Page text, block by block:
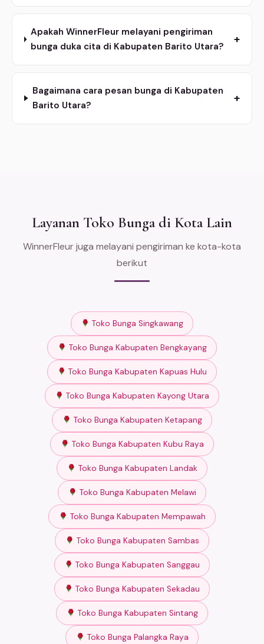
Apakah WinnerFleur melayani pengiriman
bunga duka cita di Kabupaten Barito Utara?
+
Bagaimana cara pesan bunga di Kabupaten
Barito Utara?
+
Layanan Toko Bunga di Kota Lain
WinnerFleur juga melayani pengiriman ke kota-kota
berikut
Toko Bunga Singkawang
Toko Bunga Kabupaten Bengkayang
Toko Bunga Kabupaten Kapuas Hulu
Toko Bunga Kabupaten Kayong Utara
Toko Bunga Kabupaten Ketapang
Toko Bunga Kabupaten Kubu Raya
Toko Bunga Kabupaten Landak
Toko Bunga Kabupaten Melawi
Toko Bunga Kabupaten Mempawah
Toko Bunga Kabupaten Sambas
Toko Bunga Kabupaten Sanggau
Toko Bunga Kabupaten Sekadau
Toko Bunga Kabupaten Sintang
Toko Bunga Palangka Raya